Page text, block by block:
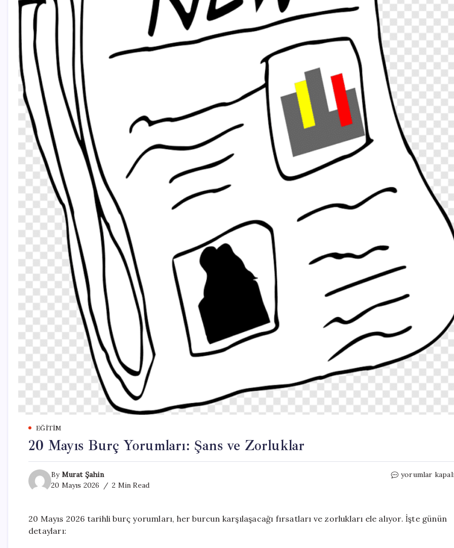
EĞITIM
20 Mayıs Burç Yorumları: Şans ve Zorluklar
By Murat Şahin
20 Mayıs 2026
2 Min Read
20
Şans
yorumlar
20 Mayıs 2026 tarihli burç yorumları, her burcun karşılaşacağı fırsatları ve zorlukları ele alıyor. İşte günün
detayları: